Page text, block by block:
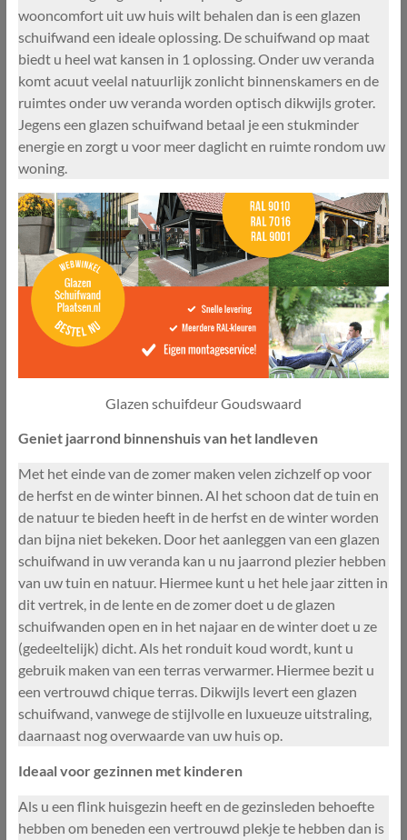
wooncomfort uit uw huis wilt behalen dan is een glazen
schuifwand een ideale oplossing. De schuifwand op maat
biedt u heel wat kansen in 1 oplossing. Onder uw veranda
komt acuut veelal natuurlijk zonlicht binnenskamers en de
ruimtes onder uw veranda worden optisch dikwijls groter.
Jegens een glazen schuifwand betaal je een stukminder
energie en zorgt u voor meer daglicht en ruimte rondom uw
woning.
Glazen schuifdeur Goudswaard
Geniet jaarrond binnenshuis van het landleven
Met het einde van de zomer maken velen zichzelf op voor
de herfst en de winter binnen. Al het schoon dat de tuin en
de natuur te bieden heeft in de herfst en de winter worden
dan bijna niet bekeken. Door het aanleggen van een glazen
schuifwand in uw veranda kan u nu jaarrond plezier hebben
van uw tuin en natuur. Hiermee kunt u het hele jaar zitten in
dit vertrek, in de lente en de zomer doet u de glazen
schuifwanden open en in het najaar en de winter doet u ze
(gedeeltelijk) dicht. Als het ronduit koud wordt, kunt u
gebruik maken van een terras verwarmer. Hiermee bezit u
een vertrouwd chique terras. Dikwijls levert een glazen
schuifwand, vanwege de stijlvolle en luxueuze uitstraling,
daarnaast nog overwaarde van uw huis op.
Ideaal voor gezinnen met kinderen
Als u een flink huisgezin heeft en de gezinsleden behoefte
hebben om beneden een vertrouwd plekje te hebben dan is